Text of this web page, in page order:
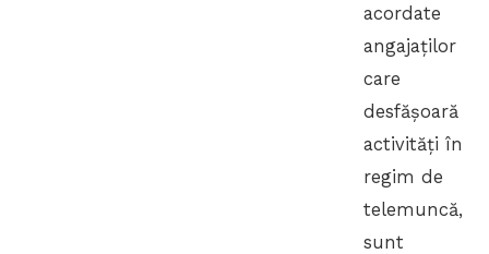
acordate
angajaților
care
desfășoară
activități în
regim de
telemuncă,
sunt